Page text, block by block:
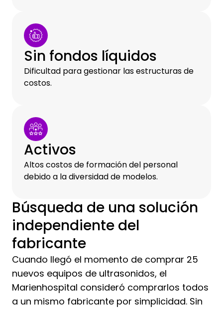
Sin fondos líquidos
Dificultad para gestionar las estructuras de
costos.
Activos
Altos costos de formación del personal
debido a la diversidad de modelos.
Búsqueda de una solución
independiente del
fabricante
Cuando llegó el momento de comprar 25
nuevos equipos de ultrasonidos, el
Marienhospital consideró comprarlos todos
a un mismo fabricante por simplicidad. Sin